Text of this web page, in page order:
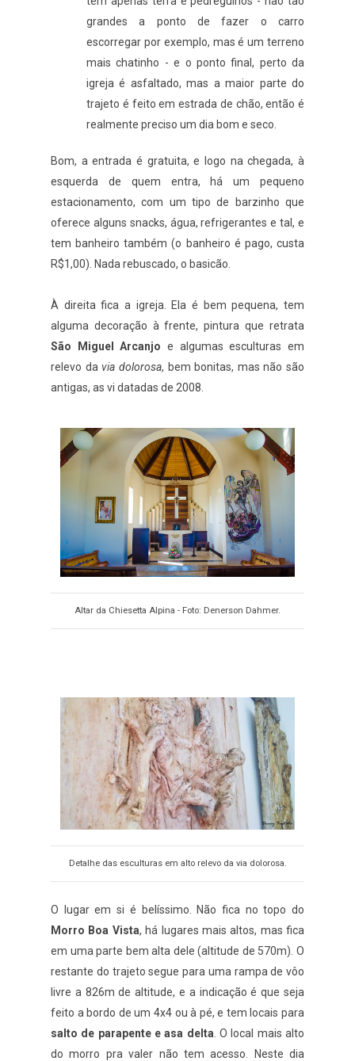
grandes a ponto de fazer o carro
escorregar por exemplo, mas é um terreno
mais chatinho - e o ponto final, perto da
igreja é asfaltado, mas a maior parte do
trajeto é feito em estrada de chão, então é
realmente preciso um dia bom e seco.
Bom, a entrada é gratuita, e logo na chegada, à
esquerda de quem entra, há um pequeno
estacionamento, com um tipo de barzinho que
oferece alguns snacks, água, refrigerantes e tal, e
tem banheiro também (o banheiro é pago, custa
R$1,00). Nada rebuscado, o basicão.
À direita fica a igreja. Ela é bem pequena, tem
alguma decoração à frente, pintura que retrata
São Miguel Arcanjo e algumas esculturas em
relevo davia dolorosa, bem bonitas, mas não são
antigas, as vi datadas de 2008.
Altar da Chiesetta Alpina - Foto: Denerson Dahmer.
Detalhe das esculturas em alto relevo da via dolorosa.
O lugar em si é belíssimo. Não fica no topo do
Morro Boa Vista, há lugares mais altos, mas fica
em uma parte bem alta dele (altitude de 570m). O
restante do trajeto segue para uma rampa de vôo
livre a 826m de altitude, e a indicação é que seja
feito a bordo de um 4x4 ou à pé, e tem locais para
salto de parapente e asa delta . O local mais alto
do morro pra valer não tem acesso. Neste dia